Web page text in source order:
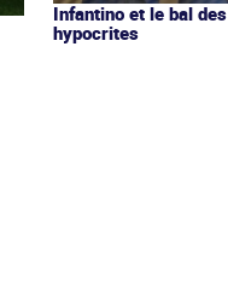
Infantino et le bal des
hypocrites